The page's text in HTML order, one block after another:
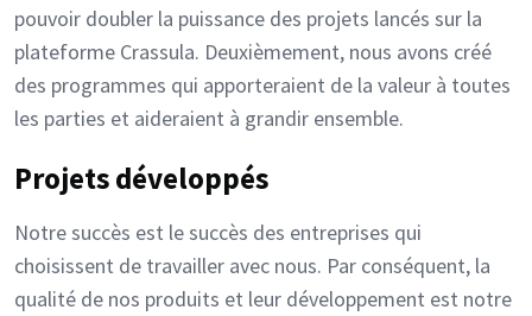
pouvoir doubler la puissance des projets lancés sur la
plateforme Crassula. Deuxièmement, nous avons créé
des programmes qui apporteraient de la valeur à toutes
les parties et aideraient à grandir ensemble.
Projets développés
Notre succès est le succès des entreprises qui
choisissent de travailler avec nous. Par conséquent, la
qualité de nos produits et leur développement est notre